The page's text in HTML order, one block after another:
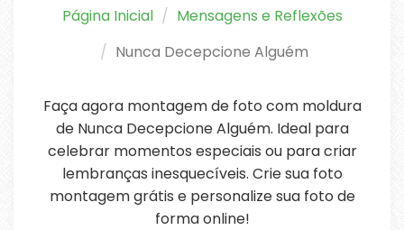
Página Inicial
Mensagens e Reflexões
Nunca Decepcione Alguém
Faça agora montagem de foto com moldura
de Nunca Decepcione Alguém. Ideal para
celebrar momentos especiais ou para criar
lembranças inesquecíveis. Crie sua foto
montagem grátis e personalize sua foto de
forma online!